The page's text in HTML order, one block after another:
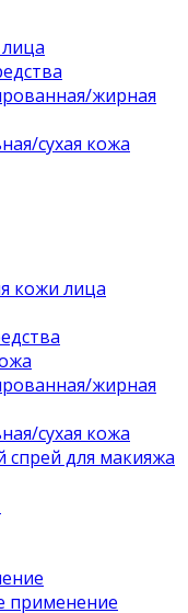
жирная
cухая кожа
кожи лица
жирная
cухая кожа
для макияжа
применение